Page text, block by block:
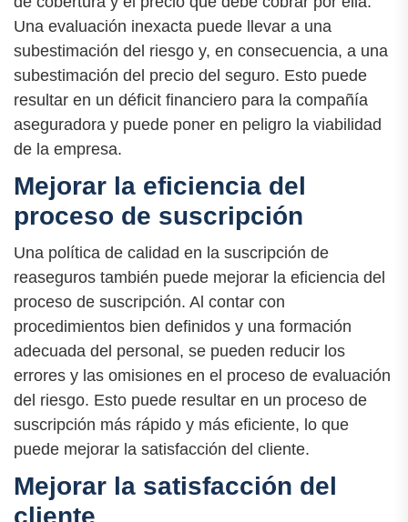
Una evaluación inexacta puede llevar a una
subestimación del riesgo y, en consecuencia, a una
subestimación del precio del seguro. Esto puede
resultar en un déficit financiero para la compañía
aseguradora y puede poner en peligro la viabilidad
de la empresa.
Mejorar la eficiencia del
proceso de suscripción
Una política de calidad en la suscripción de
reaseguros también puede mejorar la eficiencia del
proceso de suscripción. Al contar con
procedimientos bien definidos y una formación
adecuada del personal, se pueden reducir los
errores y las omisiones en el proceso de evaluación
del riesgo. Esto puede resultar en un proceso de
suscripción más rápido y más eficiente, lo que
puede mejorar la satisfacción del cliente.
Mejorar la satisfacción del
cliente